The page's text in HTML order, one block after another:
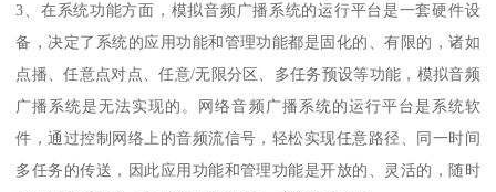
3、在系统功能方面，模拟音频广播系统的运行平台是一套硬件设
备，决定了系统的应用功能和管理功能都是固化的、有限的，诸如
点播、任意点对点、任意/无限分区、多任务预设等功能，模拟音频
广播系统是无法实现的。网络音频广播系统的运行平台是系统软
件，通过控制网络上的音频流信号，轻松实现任意路径、同一时间
多任务的传送，因此应用功能和管理功能是开放的、灵活的，随时